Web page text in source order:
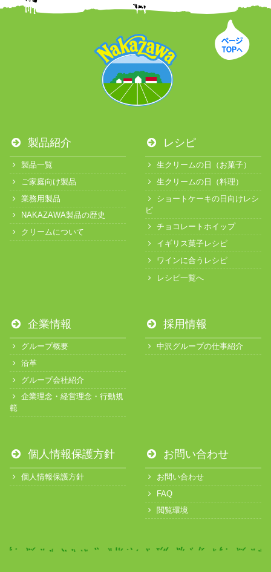
製品紹介
製品一覧
ご家庭向け製品
業務用製品
NAKAZAWA製品の歴史
クリームについて
レシピ
生クリームの日（お菓子）
生クリームの日（料理）
ショートケーキの日向けレシ
ピ
チョコレートホイップ
イギリス菓子レシピ
ワインに合うレシピ
レシピ一覧へ
企業情報
グループ概要
沿革
グループ会社紹介
企業理念・経営理念・行動規
範
採用情報
中沢グループの仕事紹介
個人情報保護方針
個人情報保護方針
お問い合わせ
お問い合わせ
FAQ
閲覧環境